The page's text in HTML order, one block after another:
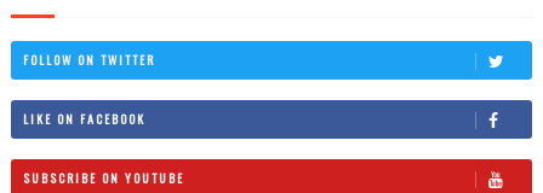
FOLLOW ON TWITTER
LIKE ON FACEBOOK
SUBSCRIBE ON YOUTUBE